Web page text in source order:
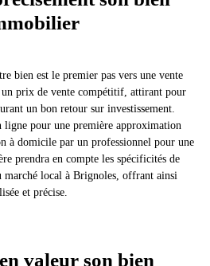
bien est le premier pas vers une vente
prix de vente compétitif, attirant pour
un bon retour sur investissement.
ligne pour une première approximation
à domicile par un professionnel pour une
prendra en compte les spécificités de
marché local à Brignoles, offrant ainsi
et précise.
valeur son bien